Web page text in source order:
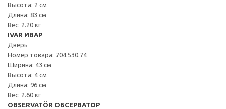
Высота: 2 см
Длина: 83 см
Вес: 2.20 кг
IVAR ИВАР
Дверь
Номер товара: 704.530.74
Ширина: 43 см
Высота: 4 см
Длина: 96 см
Вес: 2.60 кг
OBSERVATÖR ОБСЕРВАТОР